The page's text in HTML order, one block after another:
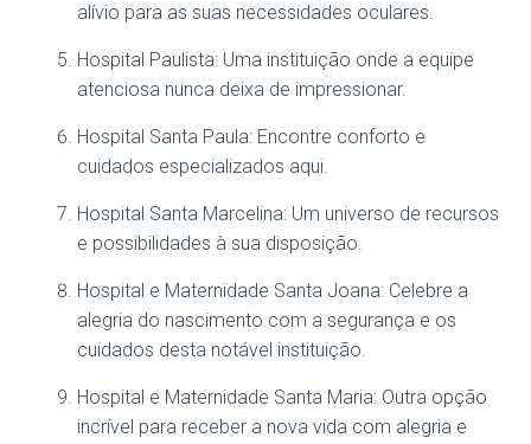
alívio para as suas necessidades oculares.
Hospital Paulista: Uma instituição onde a equipe
atenciosa nunca deixa de impressionar.
Hospital Santa Paula: Encontre conforto e
cuidados especializados aqui.
Hospital Santa Marcelina: Um universo de recursos
e possibilidades à sua disposição.
Hospital e Maternidade Santa Joana: Celebre a
alegria do nascimento com a segurança e os
cuidados desta notável instituição.
Hospital e Maternidade Santa Maria: Outra opção
incrível para receber a nova vida com alegria e